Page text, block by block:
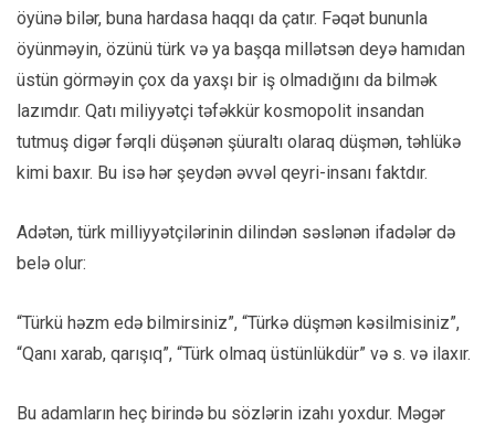
öyünə bilər, buna hardasa haqqı da çatır. Fəqət bununla
öyünməyin, özünü türk və ya başqa millətsən deyə hamıdan
üstün görməyin çox da yaxşı bir iş olmadığını da bilmək
lazımdır. Qatı miliyyətçi təfəkkür kosmopolit insandan
tutmuş digər fərqli düşənən şüuraltı olaraq düşmən, təhlükə
kimi baxır. Bu isə hər şeydən əvvəl qeyri-insanı faktdır.
Adətən, türk milliyyətçilərinin dilindən səslənən ifadələr də
belə olur:
“Türkü həzm edə bilmirsiniz”, “Türkə düşmən kəsilmisiniz”,
“Qanı xarab, qarışıq”, “Türk olmaq üstünlükdür” və s. və ilaxır.
Bu adamların heç birində bu sözlərin izahı yoxdur. Məgər